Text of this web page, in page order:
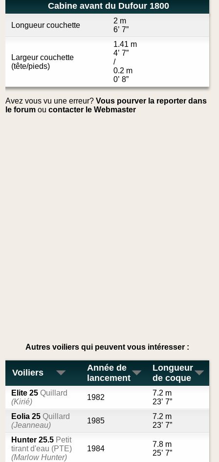
Cabine avant du Dufour 1800
Longueur couchette
2 m
6’ 7”
Largeur couchette
(tête/pieds)
1.41 m
4’ 7”
/
0.2 m
0’ 8”
Avez vous vu une erreur?Vous pourver la reporter dans
le forum oucontacter le Webmaster
Autres voiliers qui peuvent vous intéresser :
Voiliers
Année de
lancement
Longueur
de coque
Elite 25 Quillard
(Kirié)
1982
7.2 m
23’ 7”
Eolia 25 Quillard
(Jeanneau)
1985
7.2 m
23’ 7”
Hunter 25.5 Petit
tirant d'eau (PTE)
(Marlow Hunter)
1984
7.8 m
25’ 7”